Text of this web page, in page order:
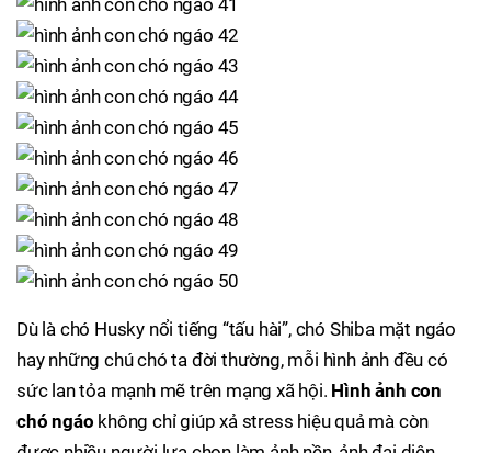
Dù là chó Husky nổi tiếng “tấu hài”, chó Shiba mặt ngáo
hay những chú chó ta đời thường, mỗi hình ảnh đều có
sức lan tỏa mạnh mẽ trên mạng xã hội. Hình ảnh con
chó ngáo không chỉ giúp xả stress hiệu quả mà còn